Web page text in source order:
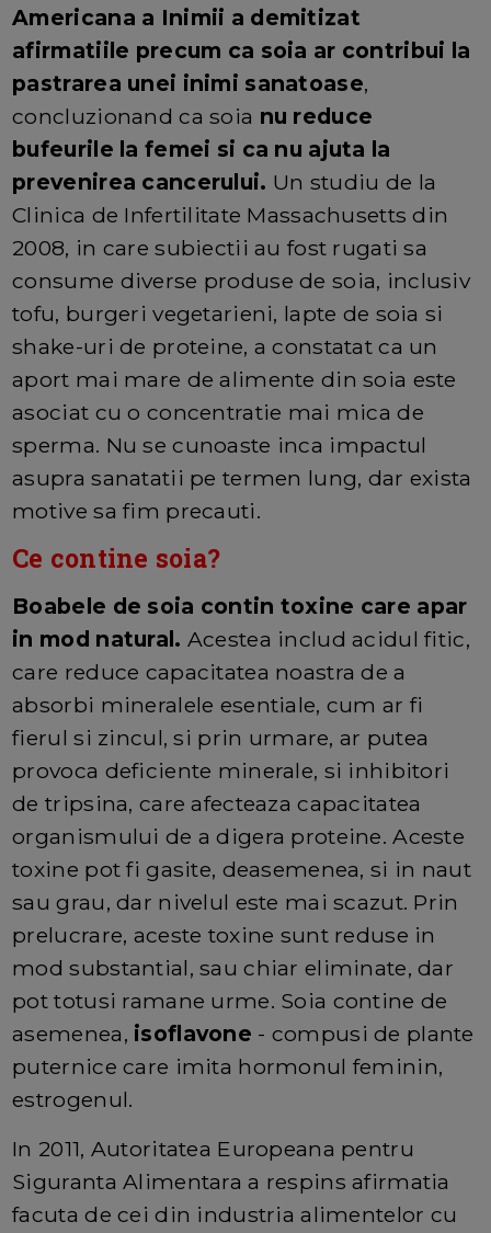
Americana a Inimii a demitizat
afirmatiile precum ca soia ar contribui la
pastrarea unei inimi sanatoase,
concluzionand ca soia nu reduce
bufeurile la femei si ca nu ajuta la
prevenirea cancerului. Un studiu de la
Clinica de Infertilitate Massachusetts din
2008, in care subiectii au fost rugati sa
consume diverse produse de soia, inclusiv
tofu, burgeri vegetarieni, lapte de soia si
shake-uri de proteine, a constatat ca un
aport mai mare de alimente din soia este
asociat cu o concentratie mai mica de
sperma. Nu se cunoaste inca impactul
asupra sanatatii pe termen lung, dar exista
motive sa fim precauti.
Ce contine soia?
Boabele de soia contin toxine care apar
in mod natural. Acestea includ acidul fitic,
care reduce capacitatea noastra de a
absorbi mineralele esentiale, cum ar fi
fierul si zincul, si prin urmare, ar putea
provoca deficiente minerale, si inhibitori
de tripsina, care afecteaza capacitatea
organismului de a digera proteine. Aceste
toxine pot fi gasite, deasemenea, si in naut
sau grau, dar nivelul este mai scazut. Prin
prelucrare, aceste toxine sunt reduse in
mod substantial, sau chiar eliminate, dar
pot totusi ramane urme. Soia contine de
asemenea, isoflavone - compusi de plante
puternice care imita hormonul feminin,
estrogenul.
In 2011, Autoritatea Europeana pentru
Siguranta Alimentara a respins afirmatia
facuta de cei din industria alimentelor cu